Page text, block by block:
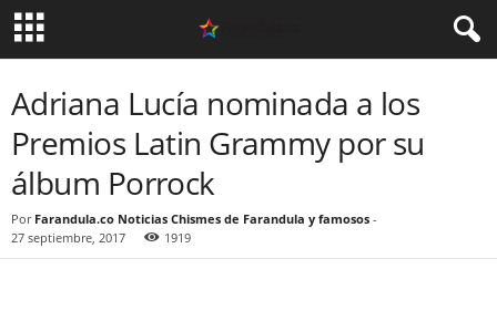
Adriana Lucía nominada a los
Premios Latin Grammy por su
álbum Porrock
Por Farandula.co Noticias Chismes de Farandula y famosos -
27 septiembre, 2017
1919